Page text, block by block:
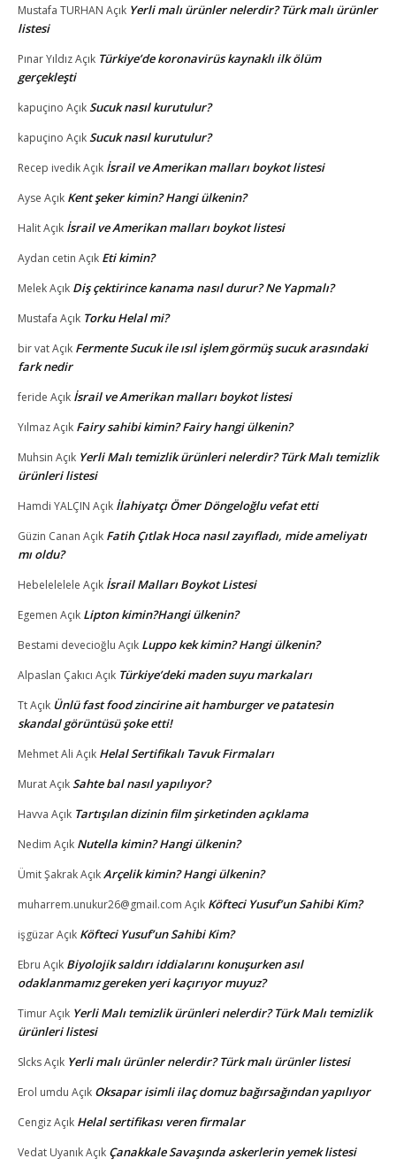
Mustafa TURHAN Açık Yerli malı ürünler nelerdir? Türk malı ürünler
listesi
Pınar YıldızAçık Türkiye’de koronavirüs kaynaklı ilk ölüm
gerçekleşti
kapuçino AçıkSucuk nasıl kurutulur?
kapuçino AçıkSucuk nasıl kurutulur?
Recep ivedikAçık İsrail ve Amerikan malları boykot listesi
Ayse Açık Kent şeker kimin? Hangi ülkenin?
HalitAçık İsrail ve Amerikan malları boykot listesi
Aydan cetin Açık Eti kimin?
MelekAçık Diş çektirince kanama nasıl durur? Ne Yapmalı?
Mustafa Açık Torku Helal mi?
bir vatAçık Fermente Sucuk ile ısıl işlem görmüş sucuk arasındaki
fark nedir
feride Açık İsrail ve Amerikan malları boykot listesi
YılmazAçık Fairy sahibi kimin? Fairy hangi ülkenin?
Muhsin Açık Yerli Malı temizlik ürünleri nelerdir? Türk Malı temizlik
ürünleri listesi
Hamdi YALÇIN Açık İlahiyatçı Ömer Döngeloğlu vefat etti
Güzin Canan Açık Fatih Çıtlak Hoca nasıl zayıfladı, mide ameliyatı
mı oldu?
Hebelelelele Açık İsrail Malları Boykot Listesi
Egemen Açık Lipton kimin?Hangi ülkenin?
Bestami devecioğlu Açık Luppo kek kimin? Hangi ülkenin?
Alpaslan Çakıcı Açık Türkiye’deki maden suyu markaları
TtAçık Ünlü fast food zincirine ait hamburger ve patatesin
skandal görüntüsü şoke etti!
Mehmet Ali Açık Helal Sertifikalı Tavuk Firmaları
MuratAçıkSahte bal nasıl yapılıyor?
Havva Açık Tartışılan dizinin film şirketinden açıklama
Nedim Açık Nutella kimin? Hangi ülkenin?
Ümit ŞakrakAçıkArçelik kimin? Hangi ülkenin?
muharrem.unukur26@gmail.com Açık Köfteci Yusuf’un Sahibi Kim?
işgüzarAçık Köfteci Yusuf’un Sahibi Kim?
Ebru Açık Biyolojik saldırı iddialarını konuşurken asıl
odaklanmamız gereken yeri kaçırıyor muyuz?
TimurAçık Yerli Malı temizlik ürünleri nelerdir? Türk Malı temizlik
ürünleri listesi
SlcksAçık Yerli malı ürünler nelerdir? Türk malı ürünler listesi
Erol umdu Açık Oksapar isimli ilaç domuz bağırsağından yapılıyor
CengizAçık Helal sertifikası veren firmalar
Vedat UyanıkAçık Çanakkale Savaşında askerlerin yemek listesi